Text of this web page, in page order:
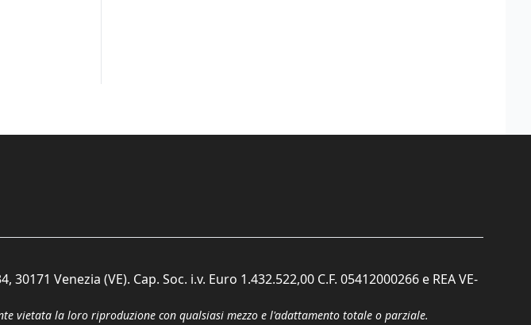
Venezia (VE). Cap. Soc. i.v. Euro 1.432.522,00 C.F. 05412000266 e REA VE-
vietata la loro riproduzione con qualsiasi mezzo e l'adattamento totale o parziale.